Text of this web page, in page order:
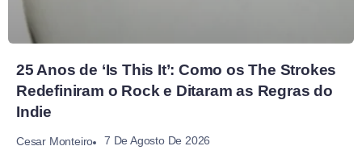
25 Anos de ‘Is This It’: Como os The Strokes
Redefiniram o Rock e Ditaram as Regras do
Indie
Cesar Monteiro 7 De Agosto De 2026